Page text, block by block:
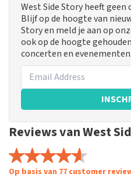
West Side Story heeft
Blijf op de hoogte van
Story en meld je aan op
ook op de hoogte
concerten en evenementen.
Reviews van West
Op basis van 77 customer